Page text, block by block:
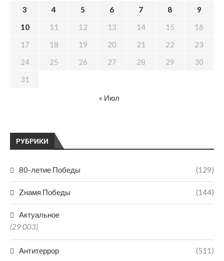
РУБРИКИ
80-летие Победы (129)
Zнамя Победы (144)
Актуальное
(29 003)
Антитеррор (511)
3
4 5 6 7 8
9
10
11 12 13 14 15
16
17
18 19 20 21 22
23
24
25 26 27 28 29
30
31
« Июл